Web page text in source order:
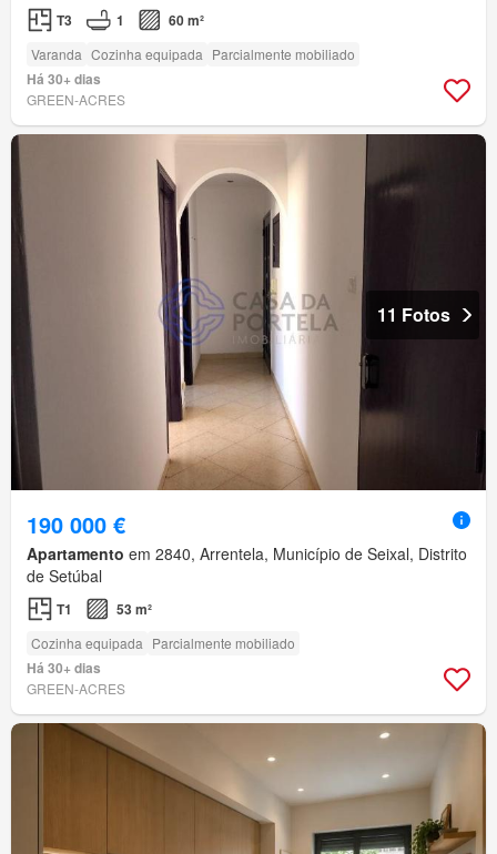
T3 1 60 m²
Varanda Cozinha equipada Parcialmente mobiliado
Há 30+ dias
GREEN-ACRES
11 Fotos
190 000 €
Apartamento em 2840, Arrentela, Município de Seixal, Distrito
de Setúbal
T1 53 m²
Cozinha equipada Parcialmente mobiliado
Há 30+ dias
GREEN-ACRES